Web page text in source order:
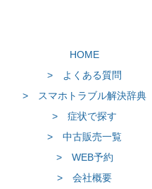
HOME
> よくある質問
> スマホトラブル解決辞典
> 症状で探す
> 中古販売一覧
> WEB予約
> 会社概要